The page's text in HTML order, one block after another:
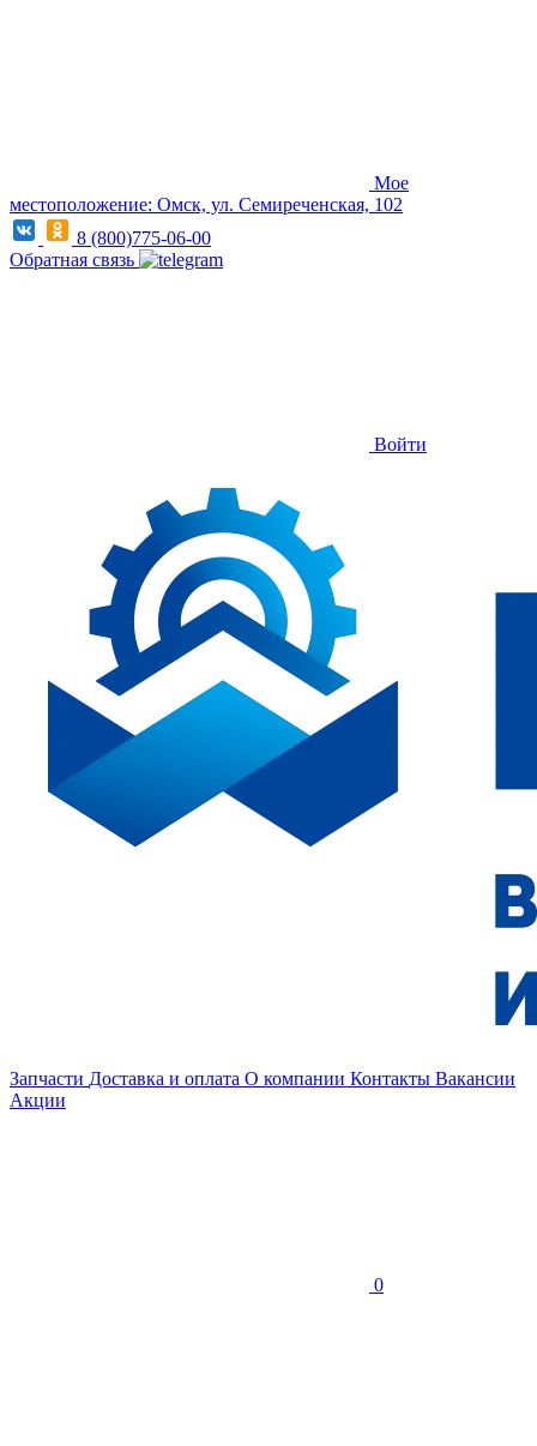
Мое
местоположение: Омск, ул. Семиреченская, 102
8 (800)775-06-00
Обратная связь
Войти
Запчасти Доставка и оплата О компании Контакты Вакансии
Акции
0